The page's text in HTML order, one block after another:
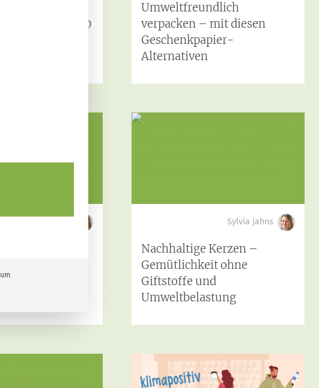
für unter 30
Umweltfreundlich
verpacken – mit diesen
Geschenkpapier-
Alternativen
Sylvia Jahns
Nachhaltige Kerzen –
Gemütlichkeit ohne
Giftstoffe und
Umweltbelastung